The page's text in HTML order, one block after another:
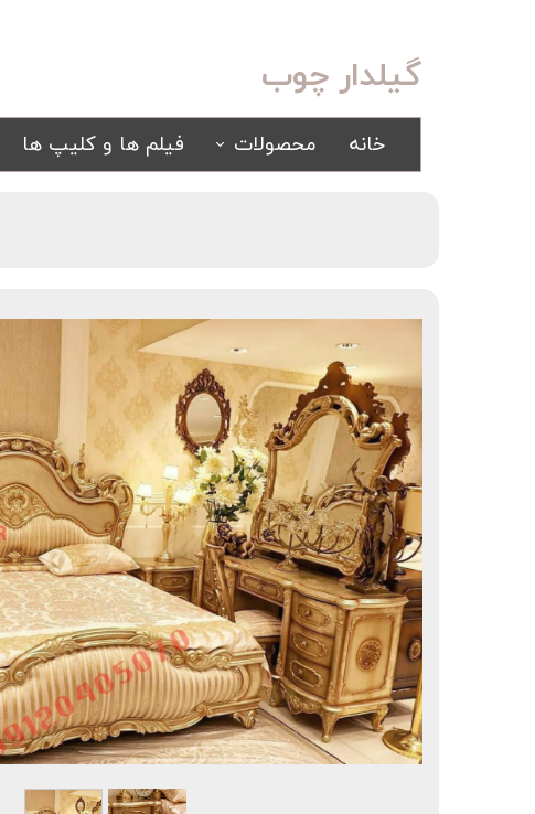
گیلدار چوب
خانه
محصولات
سرویس خواب آینه ای
سرویس خواب سفید
یک نفره
سیسمونی کمد و بوفه
فیلم ها و کلیپ ها